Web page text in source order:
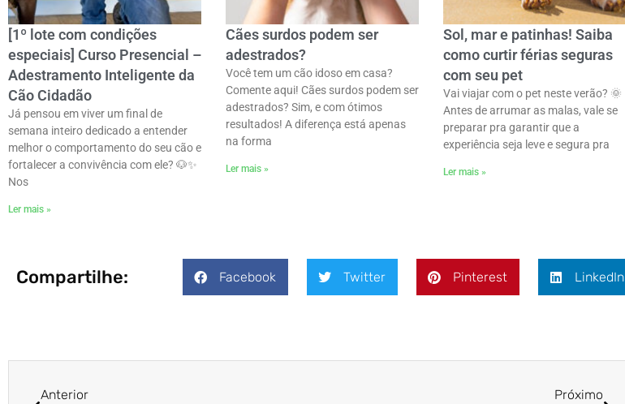
[1º lote com condições
especiais] Curso Presencial –
Adestramento Inteligente da
Cão Cidadão
Já pensou em viver um final de
semana inteiro dedicado a entender
melhor o comportamento do seu cão e
fortalecer a convivência com ele? 🐶✨ㅤ
Nos
Ler mais »
Cães surdos podem ser
adestrados?
Você tem um cão idoso em casa?
Comente aqui! Cães surdos podem ser
adestrados? Sim, e com ótimos
resultados! A diferença está apenas
na forma
Ler mais »
Sol, mar e patinhas! Saiba
como curtir férias seguras
com seu pet
Vai viajar com o pet neste verão? 🌞
Antes de arrumar as malas, vale se
preparar pra garantir que a
experiência seja leve e segura pra
Ler mais »
Compartilhe: Facebook Twitter Pinterest LinkedIn
Anterior Próximo